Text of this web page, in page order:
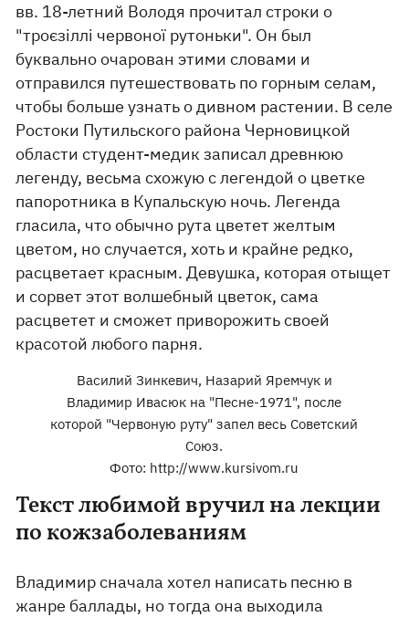
вв. 18-летний Володя прочитал строки о
"троєзіллі червоної рутоньки". Он был
буквально очарован этими словами и
отправился путешествовать по горным селам,
чтобы больше узнать о дивном растении. В селе
Ростоки Путильского района Черновицкой
области студент-медик записал древнюю
легенду, весьма схожую с легендой о цветке
папоротника в Купальскую ночь. Легенда
гласила, что обычно рута цветет желтым
цветом, но случается, хоть и крайне редко,
расцветает красным. Девушка, которая отыщет
и сорвет этот волшебный цветок, сама
расцветет и сможет приворожить своей
красотой любого парня.
Василий Зинкевич, Назарий Яремчук и
Владимир Ивасюк на "Песне-1971", после
которой "Червоную руту" запел весь Советский
Союз.
Фото: http://www.kursivom.ru
Текст любимой вручил на лекции
по кожзаболеваниям
Владимир сначала хотел написать песню в
жанре баллады, но тогда она выходила